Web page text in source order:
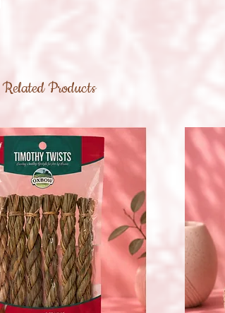
Related Products